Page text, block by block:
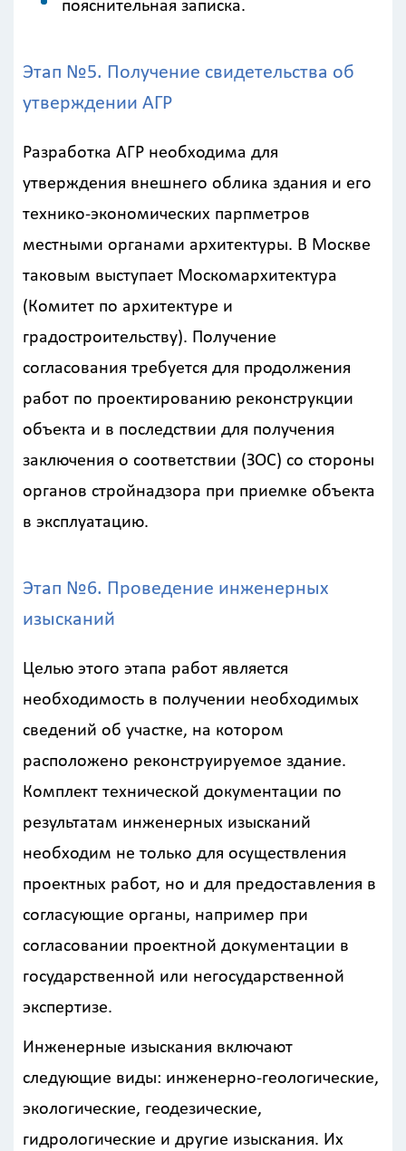
пояснительная записка.
Этап №5. Получение свидетельства об
утверждении АГР
Разработка АГР необходима для
утверждения внешнего облика здания и его
технико-экономических парпметров
местными органами архитектуры. В Москве
таковым выступает Москомархитектура
(Комитет по архитектуре и
градостроительству). Получение
согласования требуется для продолжения
работ по проектированию реконструкции
объекта и в последствии для получения
заключения о соответствии (ЗОС) со стороны
органов стройнадзора при приемке объекта
в эксплуатацию.
Этап №6. Проведение инженерных
изысканий
Целью этого этапа работ является
необходимость в получении необходимых
сведений об участке, на котором
расположено реконструируемое здание.
Комплект технической документации по
результатам инженерных изысканий
необходим не только для осуществления
проектных работ, но и для предоставления в
согласующие органы, например при
согласовании проектной документации в
государственной или негосударственной
экспертизе.
Инженерные изыскания включают
следующие виды: инженерно-геологические,
экологические, геодезические,
гидрологические и другие изыскания. Их
Калькулятор
работ
Вид
Площадь
?
Назначение
здания
работ
р
Стоимость
учетом
НДС
Получить
детальный
расчёт
код
с
картинки